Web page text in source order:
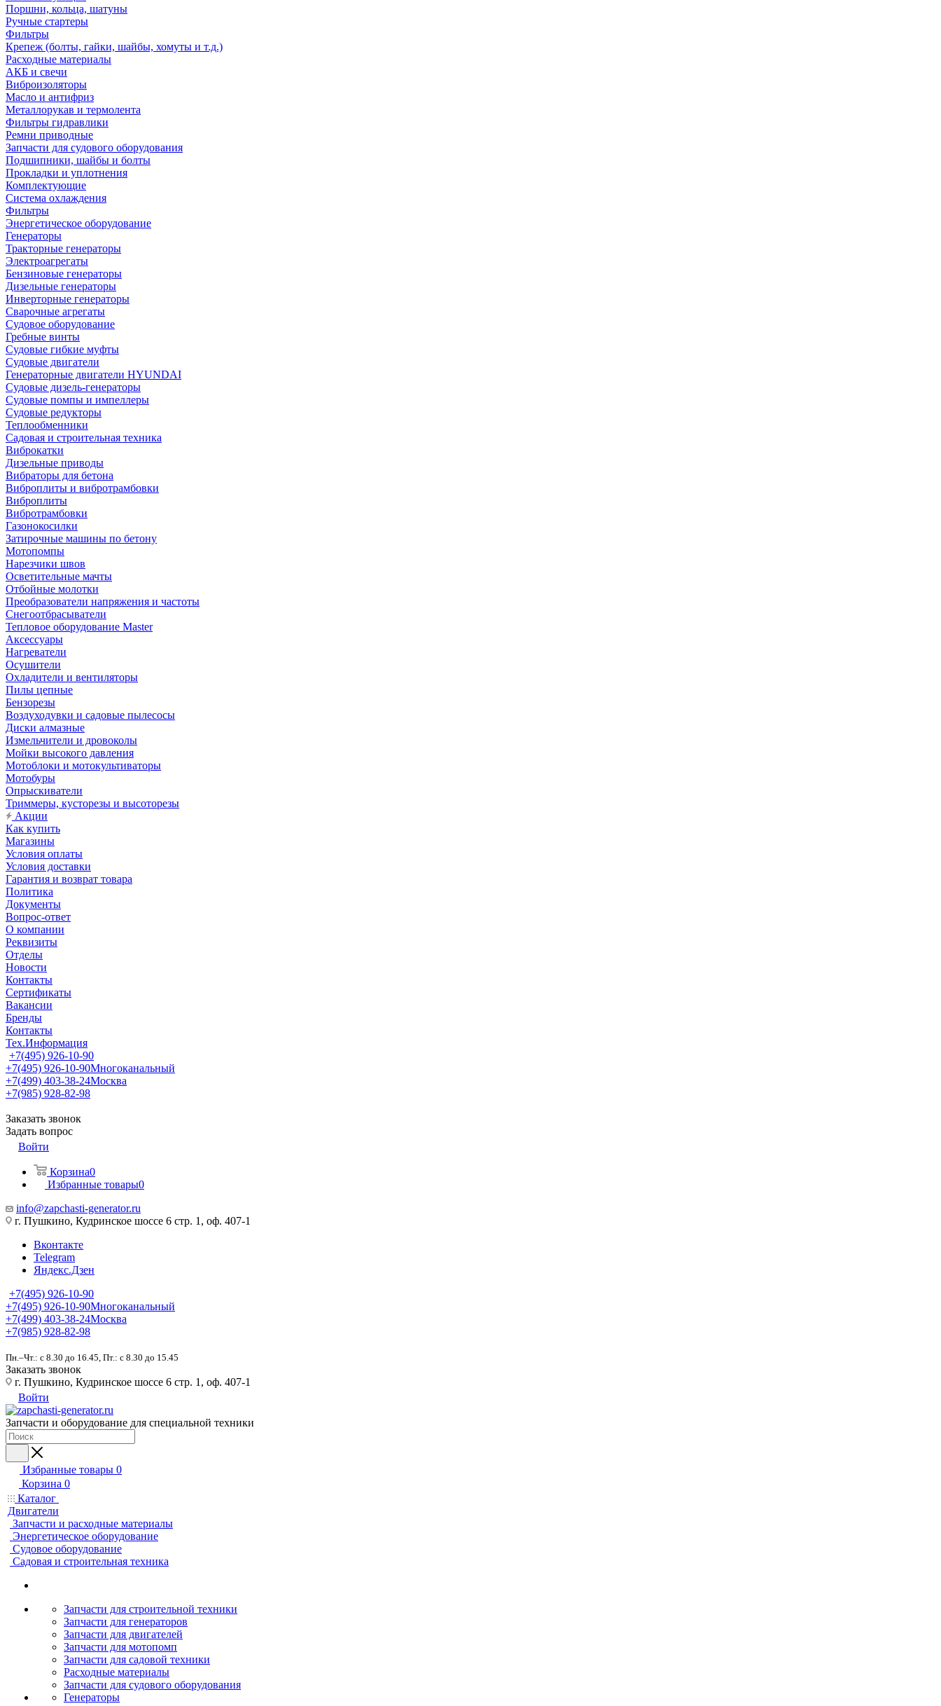
Поршни, кольца, шатуны
Ручные стартеры
Фильтры
Крепеж (болты, гайки, шайбы, хомуты и т.д.)
Расходные материалы
АКБ и свечи
Виброизоляторы
Масло и антифриз
Металлорукав и термолента
Фильтры гидравлики
Ремни приводные
Запчасти для судового оборудования
Подшипники, шайбы и болты
Прокладки и уплотнения
Комплектующие
Система охлаждения
Фильтры
Энергетическое оборудование
Генераторы
Тракторные генераторы
Электроагрегаты
Бензиновые генераторы
Дизельные генераторы
Инверторные генераторы
Сварочные агрегаты
Судовое оборудование
Гребные винты
Судовые гибкие муфты
Судовые двигатели
Генераторные двигатели HYUNDAI
Судовые дизель-генераторы
Судовые помпы и импеллеры
Судовые редукторы
Теплообменники
Садовая и строительная техника
Виброкатки
Дизельные приводы
Вибраторы для бетона
Виброплиты и вибротрамбовки
Виброплиты
Вибротрамбовки
Газонокосилки
Затирочные машины по бетону
Мотопомпы
Нарезчики швов
Осветительные мачты
Отбойные молотки
Преобразователи напряжения и частоты
Снегоотбрасыватели
Тепловое оборудование Master
Аксессуары
Нагреватели
Осушители
Охладители и вентиляторы
Пилы цепные
Бензорезы
Воздуходувки и садовые пылесосы
Диски алмазные
Измельчители и дровоколы
Мойки высокого давления
Мотоблоки и мотокультиваторы
Мотобуры
Опрыскиватели
Триммеры, кусторезы и высоторезы
Акции
Как купить
Магазины
Условия оплаты
Условия доставки
Гарантия и возврат товара
Политика
Документы
Вопрос-ответ
О компании
Реквизиты
Отделы
Новости
Контакты
Сертификаты
Вакансии
Бренды
Контакты
Тех.Информация
+7(495) 926-10-90
+7(495) 926-10-90Многоканальный
+7(499) 403-38-24Москва
+7(985) 928-82-98
Заказать звонок
Задать вопрос
Войти
Корзина0
Избранные товары0
info@zapchasti-generator.ru
г. Пушкино, Кудринское шоссе 6 стр. 1, оф. 407-1
Вконтакте
Telegram
Яндекс.Дзен
+7(495) 926-10-90
+7(495) 926-10-90Многоканальный
+7(499) 403-38-24Москва
+7(985) 928-82-98
Пн.–Чт.: с 8.30 до 16.45, Пт.: с 8.30 до 15.45
Заказать звонок
г. Пушкино, Кудринское шоссе 6 стр. 1, оф. 407-1
Войти
Запчасти и оборудование для специальной техники
Избранные товары 0
Корзина 0
Каталог
Двигатели
Запчасти и расходные материалы
Энергетическое оборудование
Судовое оборудование
Садовая и строительная техника
Запчасти для строительной техники
Запчасти для генераторов
Запчасти для двигателей
Запчасти для мотопомп
Запчасти для садовой техники
Расходные материалы
Запчасти для судового оборудования
Генераторы